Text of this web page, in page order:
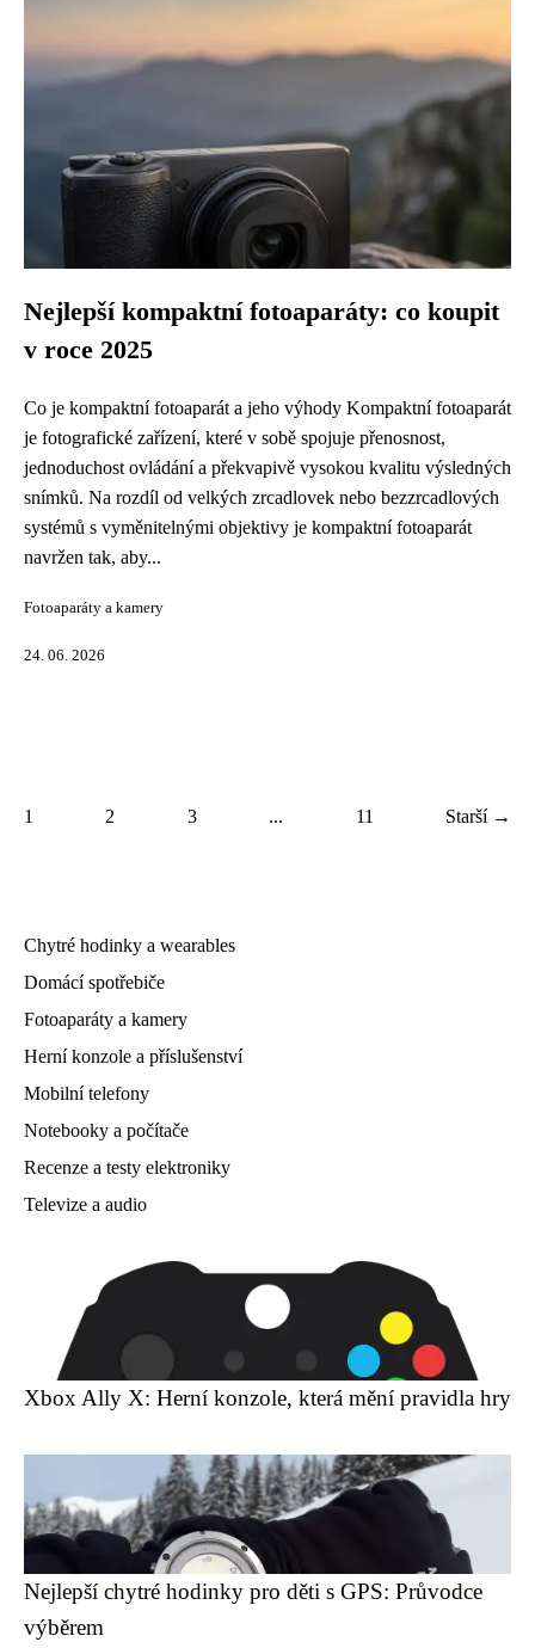
Nejlepší kompaktní fotoaparáty: co koupit
v roce 2025
Co je kompaktní fotoaparát a jeho výhody Kompaktní fotoaparát
je fotografické zařízení, které v sobě spojuje přenosnost,
jednoduchost ovládání a překvapivě vysokou kvalitu výsledných
snímků. Na rozdíl od velkých zrcadlovek nebo bezzrcadlových
systémů s vyměnitelnými objektivy je kompaktní fotoaparát
navržen tak, aby...
Fotoaparáty a kamery
24. 06. 2026
1 2 3 ... 11 Starší →
Chytré hodinky a wearables
Domácí spotřebiče
Fotoaparáty a kamery
Herní konzole a příslušenství
Mobilní telefony
Notebooky a počítače
Recenze a testy elektroniky
Televize a audio
Xbox Ally X: Herní konzole, která mění pravidla hry
Nejlepší chytré hodinky pro děti s GPS: Průvodce
výběrem